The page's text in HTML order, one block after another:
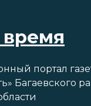
портал
Багаевского